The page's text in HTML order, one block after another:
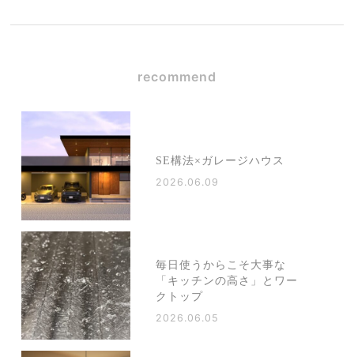
recommend
SE構法×ガレージハウス
2026.06.09
毎日使うからこそ大事な
「キッチンの高さ」とワー
クトップ
2026.06.05